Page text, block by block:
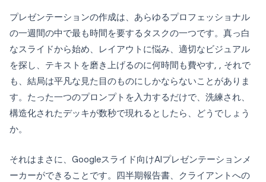
プレゼンテーションの作成は、あらゆるプロフェッショナル
の一週間の中で最も時間を要するタスクの一つです。真っ白
なスライドから始め、レイアウトに悩み、適切なビジュアル
を探し、テキストを磨き上げるのに何時間も費やす, , それで
も、結局は平凡な見た目のものにしかならないことがありま
す。たった一つのプロンプトを入力するだけで、洗練され、
構造化されたデッキが数秒で現れるとしたら、どうでしょう
か。
それはまさに、Googleスライド向けAIプレゼンテーションメ
ーカーができることです。四半期報告書、クライアントへの